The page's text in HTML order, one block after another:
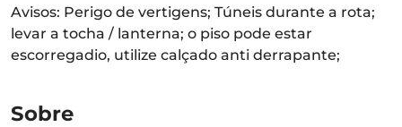
Avisos: Perigo de vertigens; Túneis durante a rota;
levar a tocha / lanterna; o piso pode estar
escorregadio, utilize calçado anti derrapante;
Sobre